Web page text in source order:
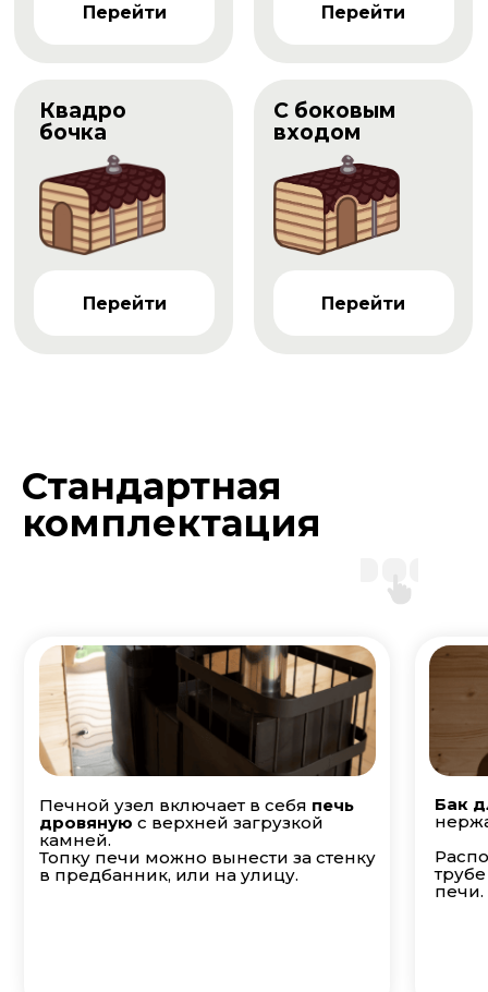
Перейти Перейти
Квадро
бочка
Перейти
С боковым
входом
Перейти
Стандартная
комплектация
Печной узел включает в себя печь
дровяную с верхней загрузкой
камней.
Топку печи можно вынести за стенку
в предбанник, или на улицу.
Бак
печи.